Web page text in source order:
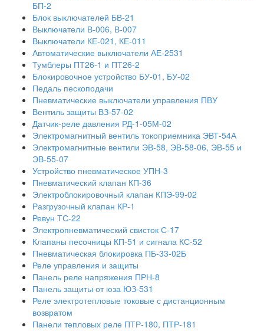
БП-2
Блок выключателей БВ-21
Выключатели В-006, В-007
Выключатели КЕ-021, КЕ-011
Автоматические выключатели АЕ-2531
Тумблеры ПТ26-1 и ПТ26-2
Блокировочное устройство БУ-01, БУ-02
Педаль пескоподачи
Пневматические выключатели управления ПВУ
Вентиль защиты ВЗ-57-02
Датчик-реле давления РД-1-05М-02
Электромагнитный вентиль токоприемника ЭВТ-54А
Электромагнитные вентили ЭВ-58, ЭВ-58-06, ЭВ-55 и
ЭВ-55-07
Устройство пневматическое УПН-3
Пневматический клапан КП-36
Электроблокировочный клапан КПЭ-99-02
Разгрузочный клапан КР-1
Ревун ТС-22
Электропневматический свисток С-17
Клапаны песочницы КП-51 и сигнала КС-52
Пневматическая блокировка ПБ-33-02Б
Реле управления и защиты
Панель реле напряжения ПРН-8
Панель защиты от юза ЮЗ-531
Реле электротепловые токовые с дистанционным
возвратом
Панели тепловых реле ПТР-180, ПТР-181